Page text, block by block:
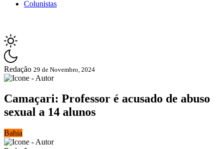
Colunistas
Redação 29 de Novembro, 2024
Camaçari: Professor é acusado de abuso
sexual a 14 alunos
Bahia